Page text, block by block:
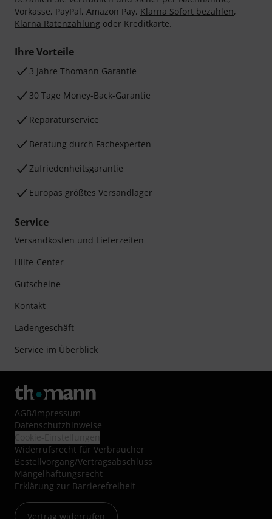
Vorkasse, PayPal, Amazon Pay, Klarna Sofort bezahlen,
Klarna Ratenzahlung oder Kreditkarte.
Ihre Vorteile
3 Jahre Thomann Garantie
30 Tage Money-Back-Garantie
Reparaturservice
Beratung durch Fachexperten
Zufriedenheitsgarantie
Europas größtes Versandlager
Service
Versandkosten und Lieferzeiten
Hilfe-Center
Gutscheine
Kontakt
Ladengeschäft
Service im Überblick
AGB/Impressum
Datenschutzhinweise
Widerrufsrecht für Verbraucher
Bestellvorgang/Vertragsabschluss
Mängelhaftungsrecht
Erklärung zur Barrierefreiheit
Vertrag widerrufen